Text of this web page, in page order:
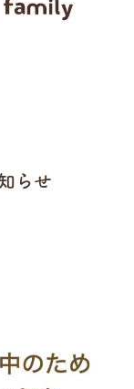
らせ